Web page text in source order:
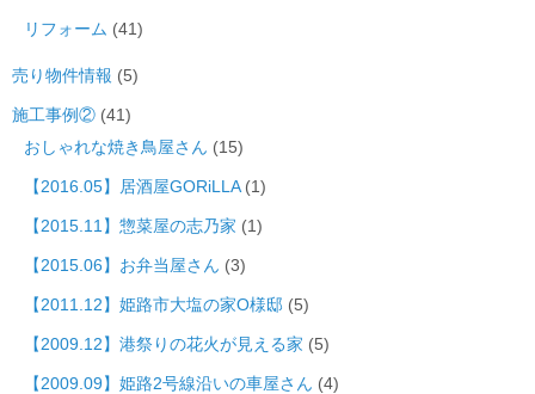
リフォーム (41)
売り物件情報 (5)
施工事例② (41)
おしゃれな焼き鳥屋さん (15)
【2016.05】居酒屋GORiLLA(1)
【2015.11】惣菜屋の志乃家 (1)
【2015.06】お弁当屋さん (3)
【2011.12】姫路市大塩の家O様邸 (5)
【2009.12】港祭りの花火が見える家 (5)
【2009.09】姫路2号線沿いの車屋さん (4)